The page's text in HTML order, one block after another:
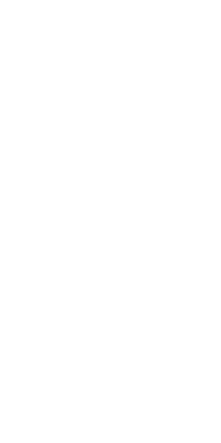
Centro de
Utilizamos cookies propias y de
análisis de tus hábitos de
funcionamiento de las distintas
Puede obtener más información
Después de aceptar, no